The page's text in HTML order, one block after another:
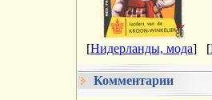
[Нидерланды, мода] [
Комментарии